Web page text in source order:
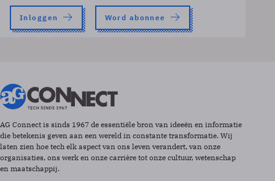
Inloggen Word abonnee
AG Connect is sinds 1967 de essentiële bron van ideeën en informatie
die betekenis geven aan een wereld in constante transformatie. Wij
laten zien hoe tech elk aspect van ons leven verandert, van onze
organisaties, ons werk en onze carrière tot onze cultuur, wetenschap
en maatschappij.